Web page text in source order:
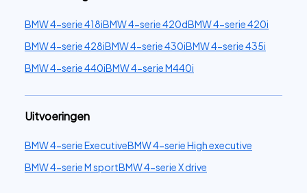
BMW 4-serie 418iBMW 4-serie 420dBMW 4-serie 420i
BMW 4-serie 428iBMW 4-serie 430iBMW 4-serie 435i
BMW 4-serie 440iBMW 4-serie M440i
Uitvoeringen
BMW 4-serie ExecutiveBMW 4-serie High executive
BMW 4-serie M sportBMW 4-serie X drive